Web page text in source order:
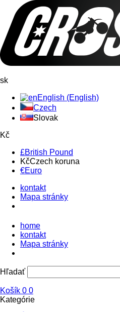
sk
English (English)
Czech
Slovak
Kč
£British Pound
KčCzech koruna
€Euro
kontakt
Mapa stránky
home
kontakt
Mapa stránky
Hľadať
Košík 0 0
Kategórie